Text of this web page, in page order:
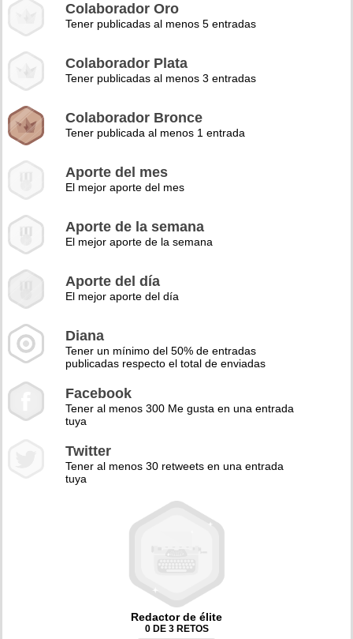
Colaborador Oro
Tener publicadas al menos 5 entradas
Colaborador Plata
Tener publicadas al menos 3 entradas
Colaborador Bronce
Tener publicada al menos 1 entrada
Aporte del mes
El mejor aporte del mes
Aporte de la semana
El mejor aporte de la semana
Aporte del día
El mejor aporte del día
Diana
Tener un mínimo del 50% de entradas
publicadas respecto el total de enviadas
Facebook
Tener al menos 300 Me gusta en una entrada
tuya
Twitter
Tener al menos 30 retweets en una entrada
tuya
Redactor de élite
0 DE 3 RETOS